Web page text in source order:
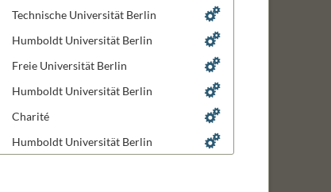
Technische Universität Berlin
Humboldt Universität Berlin
Freie Universität Berlin
Humboldt Universität Berlin
Charité
Humboldt Universität Berlin